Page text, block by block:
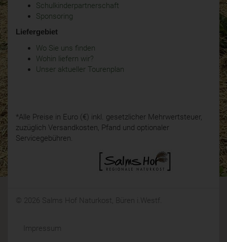
Schulkinderpartnerschaft
Sponsoring
Liefergebiet
Wo Sie uns finden
Wohin liefern wir?
Unser aktueller Tourenplan
*Alle Preise in Euro (€) inkl. gesetzlicher Mehrwertsteuer,
zuzüglich Versandkosten, Pfand und optionaler
Servicegebühren.
© 2026 Salms Hof Naturkost, Büren i.Westf.
Impressum